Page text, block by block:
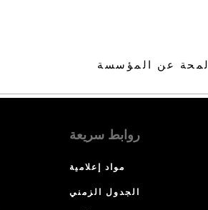
لمحة عن المؤسسة
روابط سريعة
مواد إعلامية
الجدول الزمني